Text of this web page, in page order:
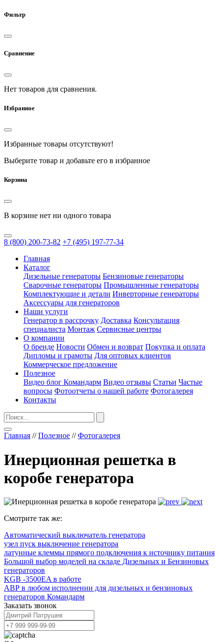
Фильтр
Сравнение
Нет товаров для сравнения.
Избранное
Избранные товары отсутствуют!
Выберите товар и добавьте его в избранное
Корзина
В корзине нет ни одного товара
8 (800) 200-73-82 +7 (495) 197-77-34
Главная
Каталог
Дизельные генераторы Бензиновые генераторы
Сварочные генераторы Промышленные генераторы
Комплектующие и детали Инверторные генераторы
Аксессуары для генераторов
Наши услуги
Генератор в рассрочку Доставка Консультация
специалиста Монтаж Сервисные центры
О компании
О бренде Новости Обмен и возврат Покупка и оплата
Дипломы и грамоты Для оптовых клиентов
Коммерческое предложение
Полезное
Видео блог Командарм Видео отзывы Статьи Частые
вопросы Фотоотчеты о нашей работе Фотогалерея
Контакты
Главная //Полезное //Фотогалерея
Инерционная решетка в
коробе генератора
Смотрите так же:
Автоматический выключатель генератора
узел пуск выключение генератора
латунные клеммы прямого подключения к источнику питания
Большой выбор моделей на складе Дизельных и Бензиновых
генераторов
KGB -3500EA в работе
АВР в любом исполнении для дизельных и бензиновых
генераторов Командарм
Заказать звонок